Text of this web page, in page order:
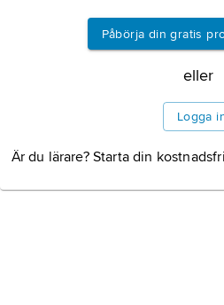
Påbörja din gratis
eller
Logga
Är du lärare? Starta din